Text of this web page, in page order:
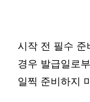
시작 전 필수 준
경우 발급일로
일찍 준비하지